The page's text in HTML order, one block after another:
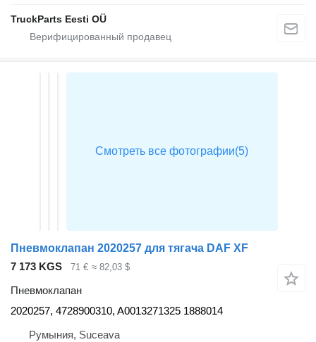
TruckParts Eesti OÜ
Пневмоклапан 2020257 для тягача DAF XF
7 173 KGS
71 € ≈ 82,03 $
Пневмоклапан
2020257, 4728900310, A0013271325 1888014
Румыния, Suceava